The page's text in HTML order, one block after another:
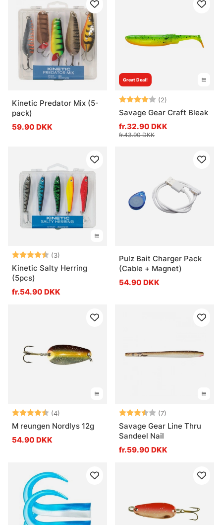
Kinetic Predator Mix (5-
pack)
59.90 DKK
Great Deal!
Vurdering: (2)
Savage Gear Craft Bleak
fr.32.90 DKK
fr.43.90 DKK
Vurdering: (3)
4.7 ud af 5 stjerner
Kinetic Salty Herring
(5pcs)
fr.54.90 DKK
Pulz Bait Charger Pack
(Cable + Magnet)
54.90 DKK
Vurdering: (4)
4.8 ud af 5 stjerner
M reungen Nordlys 12g
54.90 DKK
Vurdering: (7)
Savage Gear Line Thru
Sandeel Nail
fr.59.90 DKK